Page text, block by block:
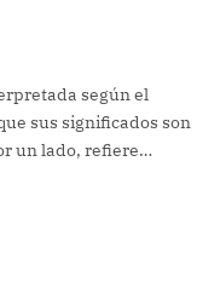
según el
sus significados son
un lado, refiere…